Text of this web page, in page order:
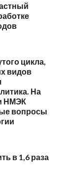
цикла,
видов
На
НМЭК
вопросы
в 1,6 раза